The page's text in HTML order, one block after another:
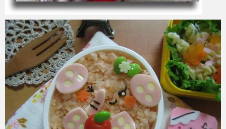
azuki 2017年6月3日